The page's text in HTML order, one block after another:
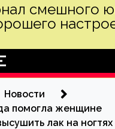
смешного
Новости
помогла женщине
лак на ногтях